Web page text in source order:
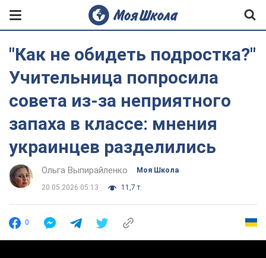
"Как не обидеть подростка?"
Учительница попросила
совета из-за неприятного
запаха в классе: мнения
украинцев разделились
Ольга Выпирайленко Моя Школа
20.05.2026 05:13 11,7 т.
0